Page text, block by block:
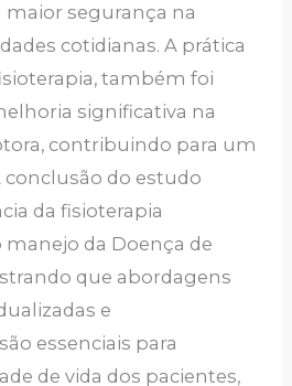
segurança na
cotidianas. A prática
também foi
significativa na
contribuindo para um
do estudo
da fisioterapia
da Doença de
que abordagens
e
essenciais para
de vida dos pacientes,